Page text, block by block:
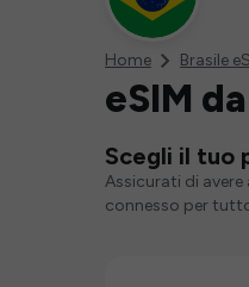
Home Brasile
eSIM
Scegli il tuo
Assicurati di
connesso per